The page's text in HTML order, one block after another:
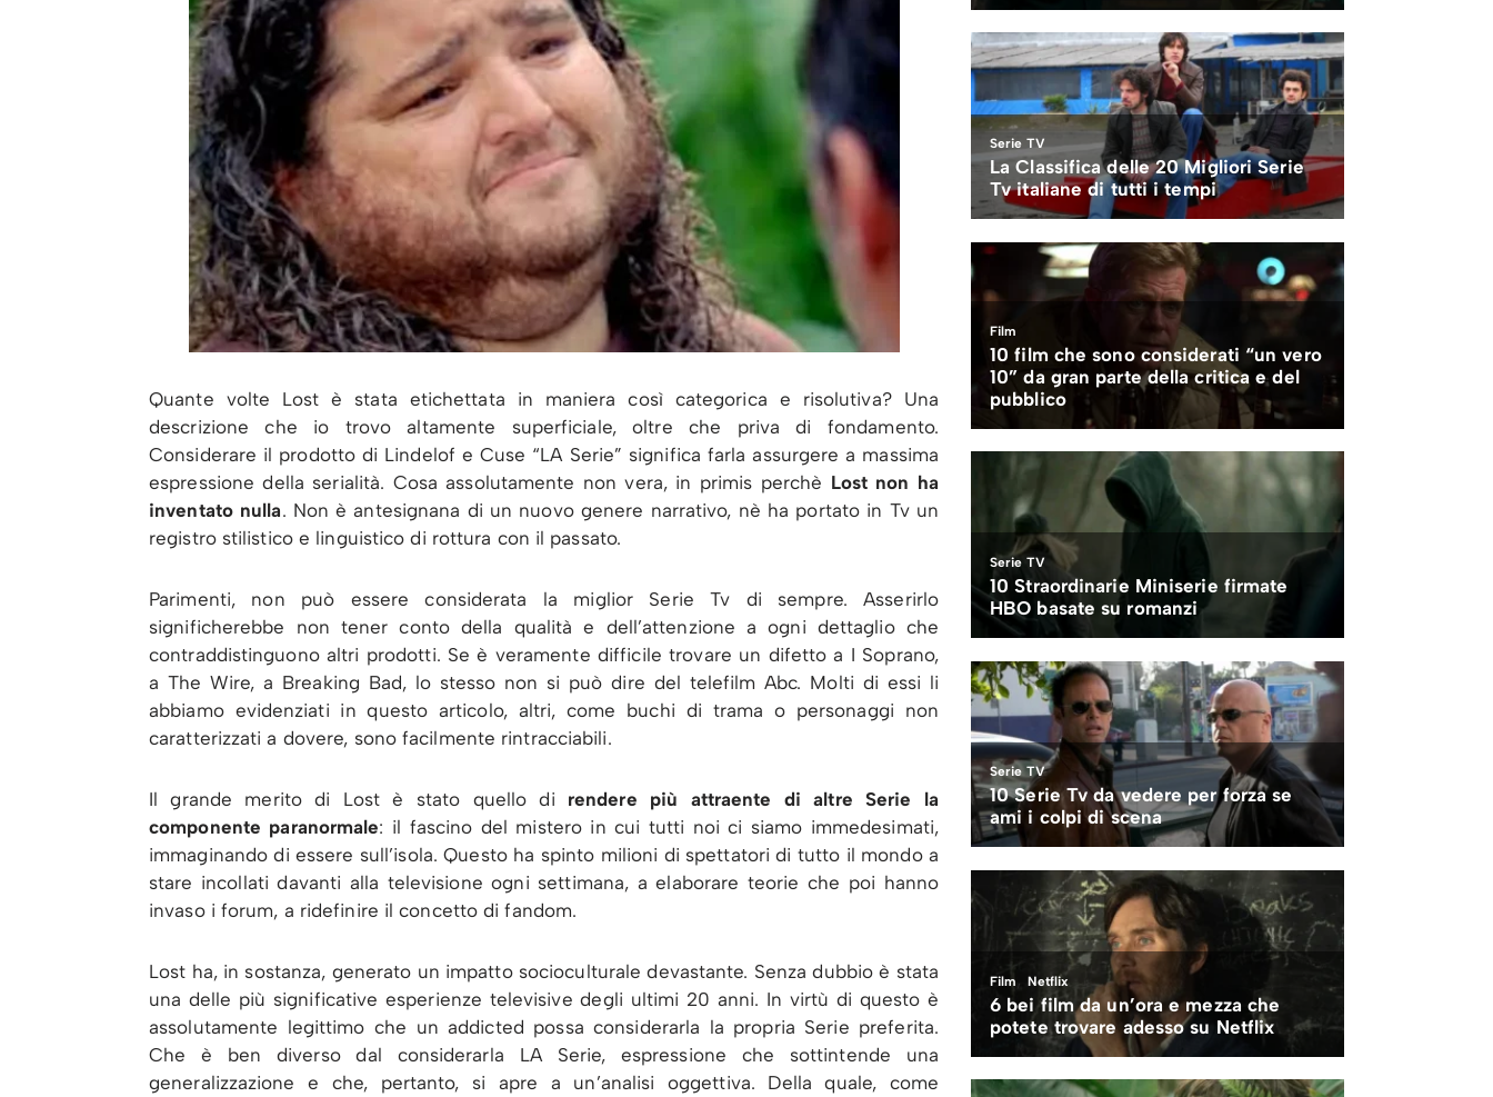
Quante volte Lost è stata etichettata in maniera così categorica e risolutiva? Una
descrizione che io trovo altamente superficiale, oltre che priva di fondamento.
Considerare il prodotto di Lindelof e Cuse “LA Serie” significa farla assurgere a massima
espressione della serialità. Cosa assolutamente non vera, in primis perchè Lost non ha
inventato nulla. Non è antesignana di un nuovo genere narrativo, nè ha portato in Tv un
registro stilistico e linguistico di rottura con il passato.
Parimenti, non può essere considerata la miglior Serie Tv di sempre. Asserirlo
significherebbe non tener conto della qualità e dell’attenzione a ogni dettaglio che
contraddistinguono altri prodotti. Se è veramente difficile trovare un difetto a I Soprano,
a The Wire, a Breaking Bad, lo stesso non si può dire del telefilm Abc. Molti di essi li
abbiamo evidenziati in questo articolo, altri, come buchi di trama o personaggi non
caratterizzati a dovere, sono facilmente rintracciabili.
Il grande merito di Lost è stato quello di rendere più attraente di altre Serie la
componente paranormale: il fascino del mistero in cui tutti noi ci siamo immedesimati,
immaginando di essere sull’isola. Questo ha spinto milioni di spettatori di tutto il mondo a
stare incollati davanti alla televisione ogni settimana, a elaborare teorie che poi hanno
invaso i forum, a ridefinire il concetto di fandom.
Lost ha, in sostanza, generato un impatto socioculturale devastante. Senza dubbio è stata
una delle più significative esperienze televisive degli ultimi 20 anni. In virtù di questo è
assolutamente legittimo che un addicted possa considerarla la propria Serie preferita.
Che è ben diverso dal considerarla LA Serie, espressione che sottintende una
generalizzazione e che, pertanto, si apre a un’analisi oggettiva. Della quale, come